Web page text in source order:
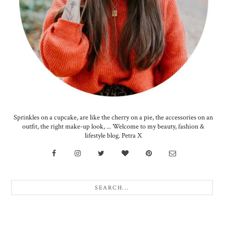
Sprinkles on a cupcake, are like the cherry on a pie, the accessories on an
outfit, the right make-up look, ... Welcome to my beauty, fashion &
lifestyle blog. Petra X